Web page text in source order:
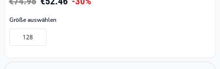
Größe auswählen
128